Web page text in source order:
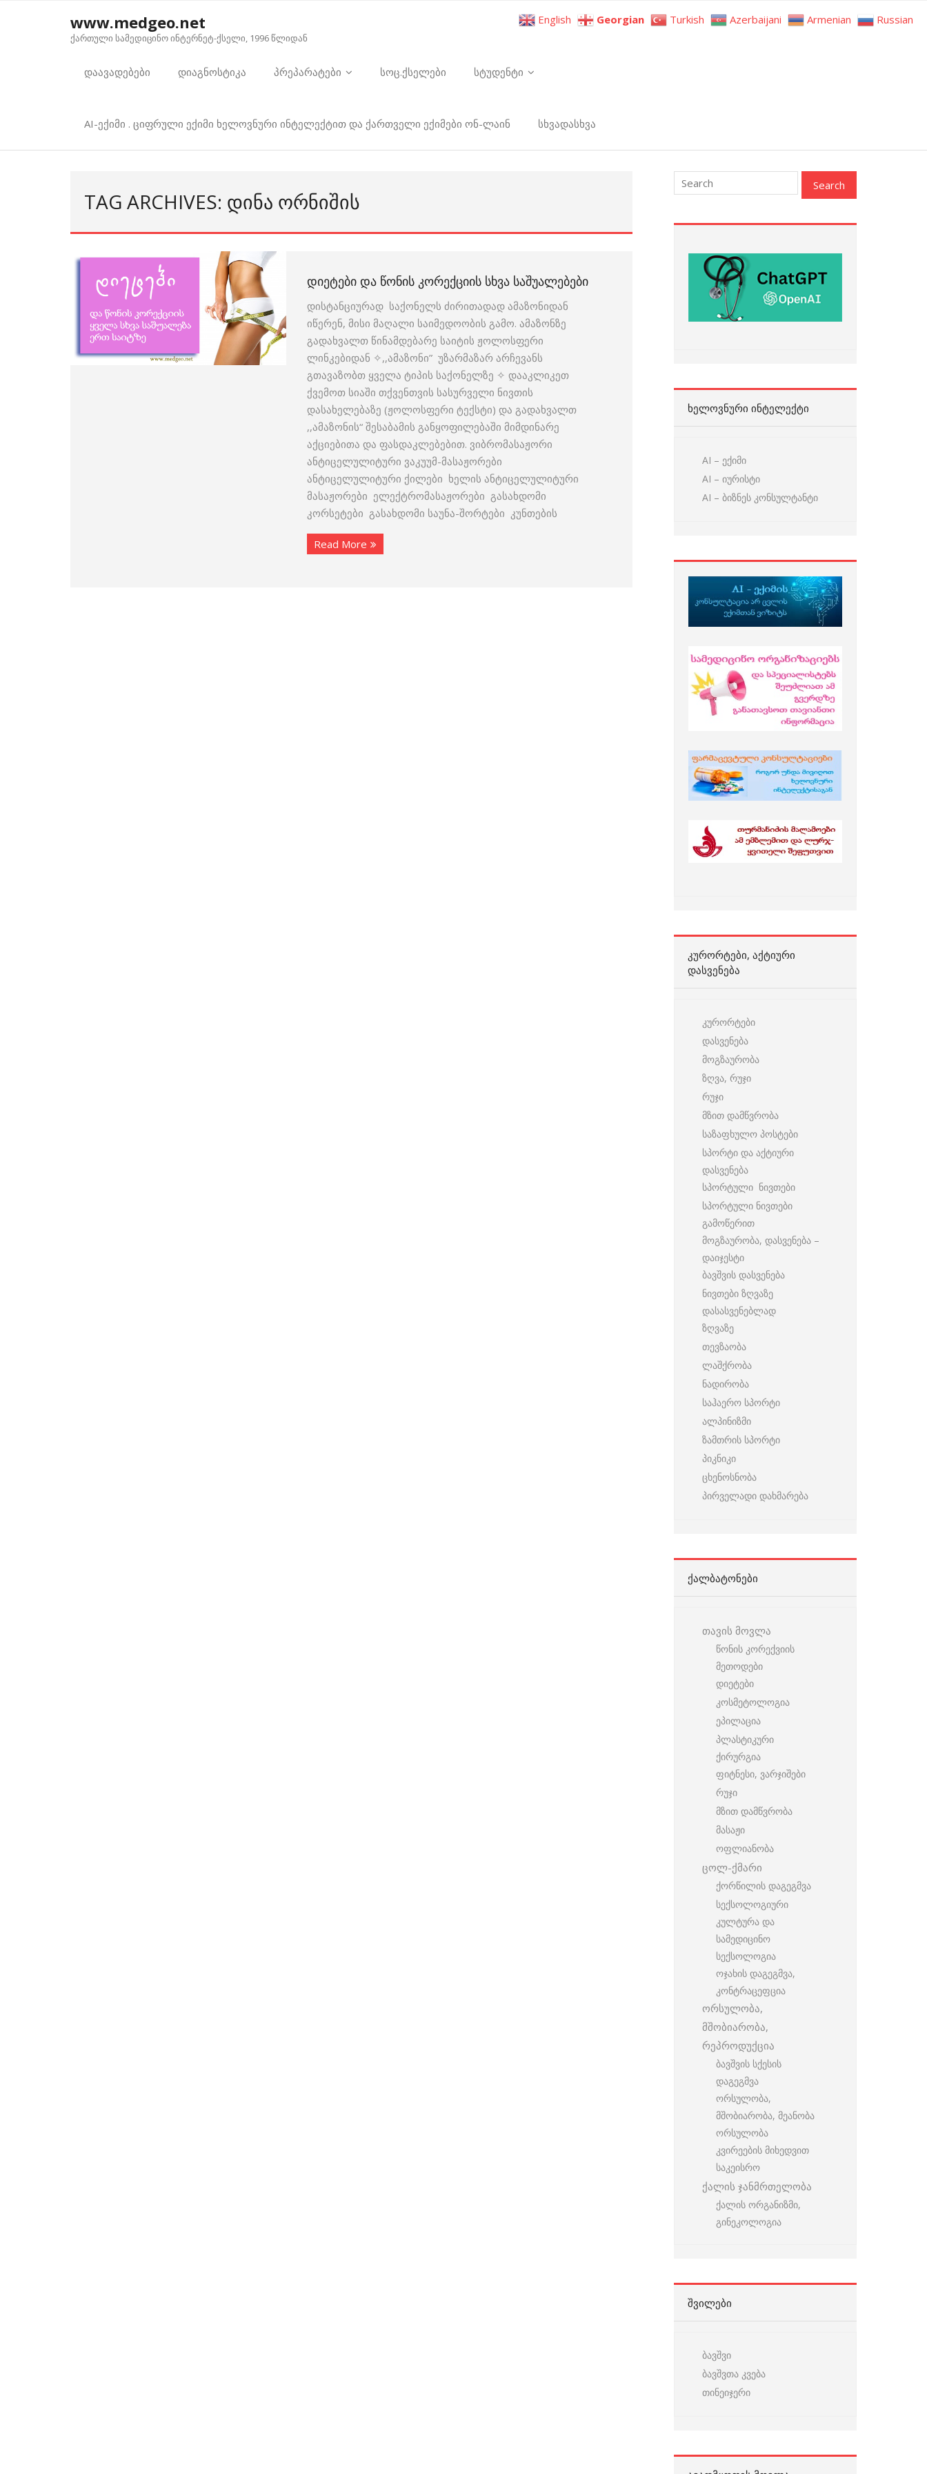
www.medgeo.net
ქართული სამედიცინო ინტერნეტ-ქსელი, 1996 წლიდან
დაავადებები დიაგნოსტიკა პრეპარატები სოც.ქსელები სტუდენტი
AI-ექიმი . ციფრული ექიმი ხელოვნური ინტელექტით და ქართველი ექიმები ონ-ლაინ სხვადასხვა
TAG ARCHIVES: ᲓᲘᲜᲐ ᲝᲠᲜᲘᲨᲘᲡ
ᲓᲘᲔᲢᲔᲑᲘ ᲓᲐ ᲬᲝᲜᲘᲡ ᲙᲝᲠᲔᲥᲪᲘᲘᲡ ᲡᲮᲕᲐ ᲡᲐᲨᲣᲐᲚᲔᲑᲔᲑᲘ
დისტანციურად საქონელს ძირითადად ამაზონიდან
იწერენ, მისი მაღალი საიმედოობის გამო. ამაზონზე
გადახვალთ წინამდებარე საიტის ჟოლოსფერი
ლინკებიდან ✧,,ამაზონი” უზარმაზარ არჩევანს
გთავაზობთ ყველა ტიპის საქონელზე ✧ დააკლიკეთ
ქვემოთ სიაში თქვენთვის სასურველი ნივთის
დასახელებაზე (ჟოლოსფერი ტექსტი) და გადახვალთ
,,ამაზონის“ შესაბამის განყოფილებაში მიმდინარე
აქციებითა და ფასდაკლებებით. ვიბრომასაჟორი
ანტიცელულიტური ვაკუუმ-მასაჟორები
ანტიცელულიტური ქილები ხელის ანტიცელულიტური
მასაჟორები ელექტრომასაჟორები გასახდომი
კორსეტები გასახდომი საუნა-შორტები კუნთების
Read More
ᲮᲔᲚᲝᲕᲜᲣᲠᲘ ᲘᲜᲢᲔᲚᲔᲥᲢᲘ
AI – ექიმი
AI – იურისტი
AI – ბიზნეს კონსულტანტი
ᲙᲣᲠᲝᲠᲢᲔᲑᲘ, ᲐᲥᲢᲘᲣᲠᲘ
ᲓᲐᲡᲕᲔᲜᲔᲑᲐ
კურორტები
დასვენება
მოგზაურობა
ზღვა, რუჯი
რუჯი
მზით დამწვრობა
საზაფხულო პოსტები
სპორტი და აქტიური
დასვენება
სპორტული ნივთები
სპორტული ნივთები
გამოწერით
მოგზაურობა, დასვენება –
დაიჯესტი
ბავშვის დასვენება
ნივთები ზღვაზე
დასასვენებლად
ზღვაზე
თევზაობა
ლაშქრობა
ნადირობა
საჰაერო სპორტი
ალპინიზმი
ზამთრის სპორტი
პიკნიკი
ცხენოსნობა
პირველადი დახმარება
ᲥᲐᲚᲑᲐᲢᲝᲜᲔᲑᲘ
თავის მოვლა
წონის კორექვიის
მეთოდები
დიეტები
კოსმეტოლოგია
ეპილაცია
პლასტიკური
ქირურგია
ფიტნესი, ვარჯიშები
რუჯი
მზით დამწვრობა
მასაჟი
ოფლიანობა
ცოლ-ქმარი
ქორწილის დაგეგმვა
სექსოლოგიური
კულტურა და
სამედიცინო
სექსოლოგია
ოჯახის დაგეგმვა,
კონტრაცეფცია
ორსულობა,
მშობიარობა,
რეპროდუქცია
ბავშვის სქესის
დაგეგმვა
ორსულობა,
მშობიარობა, მეანობა
ორსულობა
კვირეების მიხედვით
საკეისრო
ქალის ჯანმრთელობა
ქალის ორგანიზმი,
გინეკოლოგია
ᲨᲕᲘᲚᲔᲑᲘ
ბავშვი
ბავშვთა კვება
თინეიჯერი
English Georgian Turkish Azerbaijani Armenian Russian